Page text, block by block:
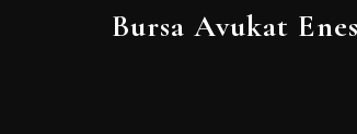
Bursa Avukat